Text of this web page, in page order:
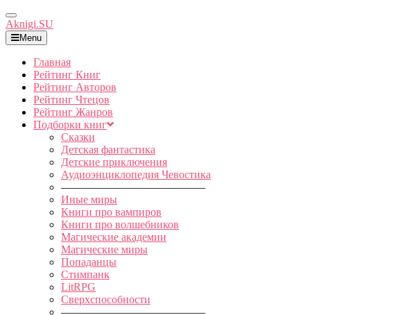
Toggle
Navigation
Aknigi.SU
Menu
Главная
Рейтинг Книг
Рейтинг Авторов
Рейтинг Чтецов
Рейтинг Жанров
Подборки книг
Сказки
Детская фантастика
Детские приключения
Аудиоэнциклопедия Чевостика
—————————————
Иные миры
Книги про вампиров
Книги про волшебников
Магические академии
Магические миры
Попаданцы
Стимпанк
LitRPG
Сверхспособности
—————————————